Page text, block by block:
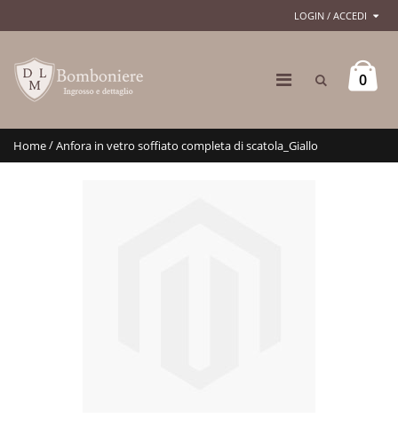
LOGIN / ACCEDI
0
Home/Anfora in vetro soffiato completa di scatola_Giallo